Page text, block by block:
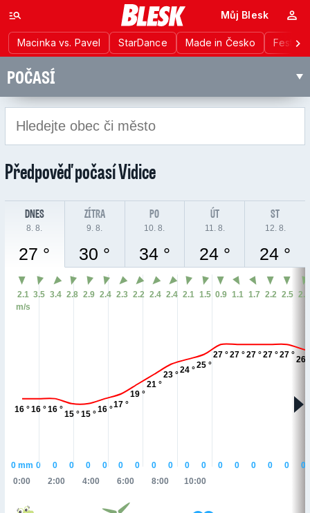
Macinka vs. Pavel StarDance Made in Česko
Můj Blesk
POČASÍ
Předpověď počasíVidice
DNES
8. 8.
27 °
ZÍTRA
9. 8.
30 °
PO
10. 8.
34 °
ÚT
11. 8.
24 °
ST
12. 8.
24 °
16 °16 °16 °
15 °15 °
16 °
17 °
19 °
21 °
23 °
24 °
25 °
27 °27 °27 °27 °27 °
26
0:00 2:00 4:00 6:00 8:00 10:00
0mm 0 0 0 0 0 0 0 0 0 0 0 0 0 0 0 0 0
2.1
m/s
3.5 3.4 2.8 2.9 2.4 2.3 2.2 2.4 2.4 2.1 1.5 0.9 1.1 1.7 2.2 2.5 2.4